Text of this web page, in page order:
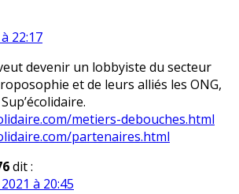
22:17
devenir un lobbyiste du secteur
et de leurs alliés les ONG,
metiers-debouches.html
partenaires.html
dit :
à 20:45